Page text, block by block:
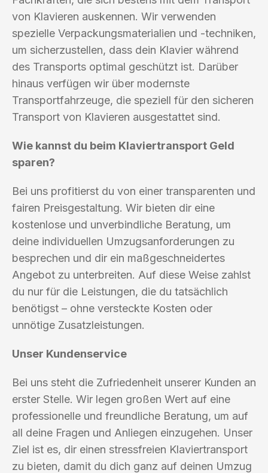
von Klavieren auskennen. Wir verwenden
spezielle Verpackungsmaterialien und -techniken,
um sicherzustellen, dass dein Klavier während
des Transports optimal geschützt ist. Darüber
hinaus verfügen wir über modernste
Transportfahrzeuge, die speziell für den sicheren
Transport von Klavieren ausgestattet sind.
Wie kannst du beim Klaviertransport Geld
sparen?
Bei uns profitierst du von einer transparenten und
fairen Preisgestaltung. Wir bieten dir eine
kostenlose und unverbindliche Beratung, um
deine individuellen Umzugsanforderungen zu
besprechen und dir ein maßgeschneidertes
Angebot zu unterbreiten. Auf diese Weise zahlst
du nur für die Leistungen, die du tatsächlich
benötigst – ohne versteckte Kosten oder
unnötige Zusatzleistungen.
Unser Kundenservice
Bei uns steht die Zufriedenheit unserer Kunden an
erster Stelle. Wir legen großen Wert auf eine
professionelle und freundliche Beratung, um auf
all deine Fragen und Anliegen einzugehen. Unser
Ziel ist es, dir einen stressfreien Klaviertransport
zu bieten, damit du dich ganz auf deinen Umzug